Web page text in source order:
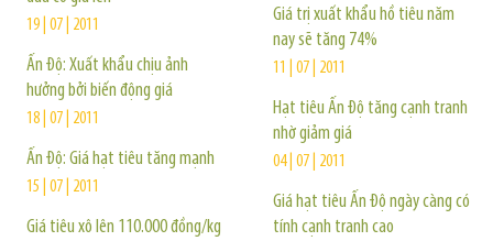
19 | 07 | 2011
Ấn Độ: Xuất khẩu chịu ảnh
hưởng bởi biến động giá
18 | 07 | 2011
Ấn Độ: Giá hạt tiêu tăng mạnh
15 | 07 | 2011
Giá tiêu xô lên 110.000 đồng/kg
Giá trị xuất khẩu hồ tiêu năm
nay sẽ tăng 74%
11 | 07 | 2011
Hạt tiêu Ấn Độ tăng cạnh tranh
nhờ giảm giá
04 | 07 | 2011
Giá hạt tiêu Ấn Độ ngày càng có
tính cạnh tranh cao